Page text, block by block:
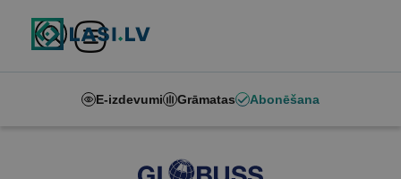
E-izdevumi Grāmatas Abonēšana